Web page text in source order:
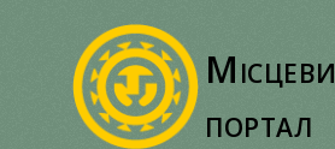
портал